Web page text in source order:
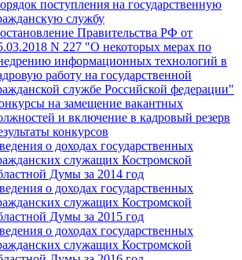
поступления на государственную
службу
Правительства РФ от
N 227 "О некоторых мерах по
информационных технологий в
работу на государственной
службе Российской федерации"
на замещение вакантных
и включение в кадровый резерв
конкурсов
о доходах государственных
служащих Костромской
Думы за 2014 год
о доходах государственных
служащих Костромской
Думы за 2015 год
о доходах государственных
служащих Костромской